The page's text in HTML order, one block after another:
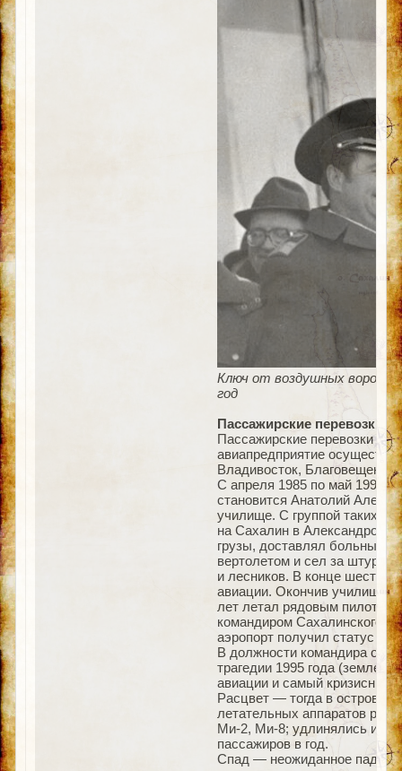
Ключ от воздушных ворот
год
Пассажирские перевозки
Пассажирские перевозки
авиапредприятие
Владивосток,
С апреля 1985 по май 1995
становится Анатолий
училище. С группой таких
на Сахалин в
грузы, доставлял больных
вертолетом и сел за
и лесников. В конце
авиации. Окончив училище
лет летал рядовым пилотом,
командиром Сахалинского
аэропорт получил статус
В должности командира он
трагедии 1995 года
авиации и самый кризисный
Расцвет — тогда в
летательных аппаратов
Ми-2, Ми-8; удлинялись и
пассажиров в год.
Спад — неожиданное